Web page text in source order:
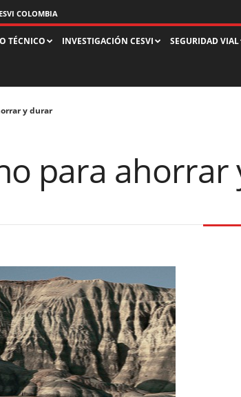
COLOMBIA
TÉCNICO INVESTIGACIÓN CESVI SEGURIDAD VIAL
y durar
para